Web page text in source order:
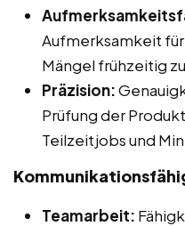
Aufmerksamkeit
Mängel frühzeitig
Präzision:
Prüfung der
Teilzeitjobs und
Teamarbeit: